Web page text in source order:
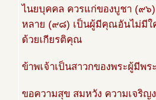
ไนยบุคคล ควรแก่ของบูชา (๙๖
หลาย (๙๘) เป็นผู้มีคุณอันไม่มีใ
ด้วยเกียรติคุณ
ข้าพเจ้าเป็นสาวกของพระผู้มีพ
ขอความสุข สมหวัง ความเจริ